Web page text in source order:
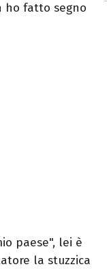
ho fatto segno
paese", lei è
la stuzzica